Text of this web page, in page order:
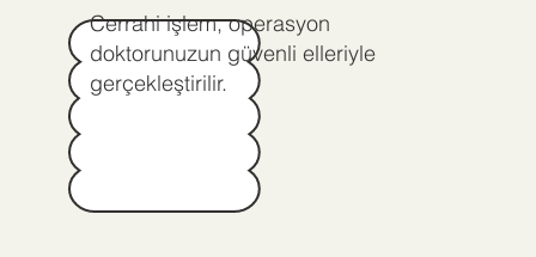
Cerrahi işlem, operasyon
doktorunuzun güvenli elleriyle
gerçekleştirilir.